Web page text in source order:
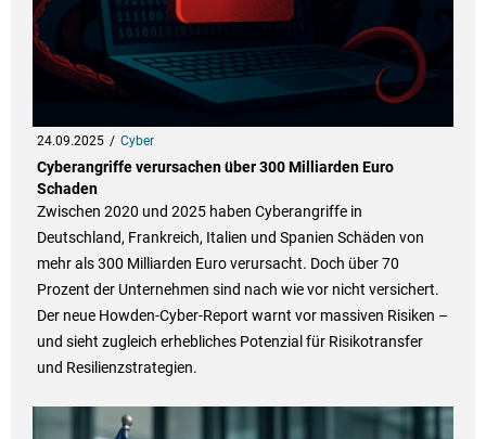
24.09.2025 Cyber
Cyberangriffe verursachen über 300 Milliarden Euro
Schaden
Zwischen 2020 und 2025 haben Cyberangriffe in
Deutschland, Frankreich, Italien und Spanien Schäden von
mehr als 300 Milliarden Euro verursacht. Doch über 70
Prozent der Unternehmen sind nach wie vor nicht versichert.
Der neue Howden-Cyber-Report warnt vor massiven Risiken –
und sieht zugleich erhebliches Potenzial für Risikotransfer
und Resilienzstrategien.